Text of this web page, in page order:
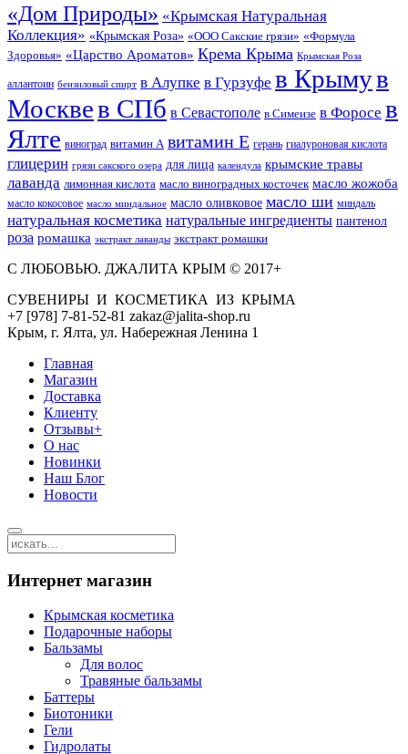
«Дом Природы» «Крымская Натуральная
Коллекция» «Крымская Роза» «ООО Сакские грязи» «Формула
Здоровья» «Царство Ароматов» Крема Крыма Крымская Роза
аллантоин бензиловый спирт в Алупке в Гурзуфе в Крымув
Москвев СПб в Севастополе в Симеизе в Форосе в
Ялте виноград витамин А витамин Е герань гиалуроновая кислота
глицерин грязи сакского озера для лица календула крымские травы
лаванда лимонная кислота масло виноградных косточек масло жожоба
масло кокосовое масло миндальное масло оливковое масло ши миндаль
натуральная косметика натуральные ингредиенты пантенол
роза ромашка экстракт лаванды экстракт ромашки
С ЛЮБОВЬЮ. ДЖАЛИТА КРЫМ © 2017+
СУВЕНИРЫ И КОСМЕТИКА ИЗ КРЫМА
+7 [978] 7-81-52-81 zakaz@jalita-shop.ru
Крым, г. Ялта, ул. Набережная Ленина 1
Главная
Магазин
Доставка
Клиенту
Отзывы+
О нас
Новинки
Наш Блог
Новости
Интернет магазин
Крымская косметика
Подарочные наборы
Бальзамы
Для волос
Травяные бальзамы
Баттеры
Биотоники
Гели
Гидролаты